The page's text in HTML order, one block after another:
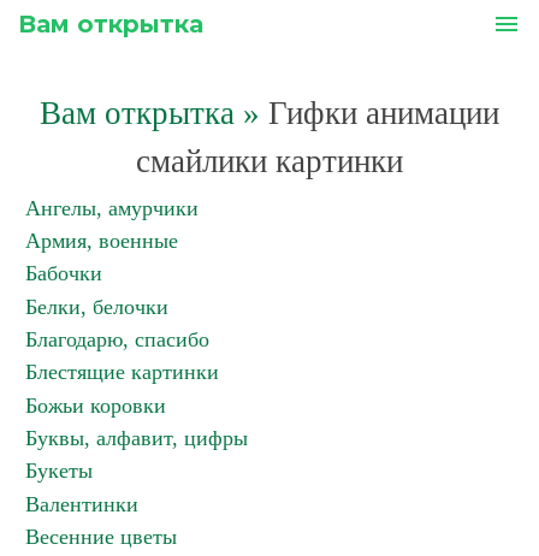
Вам открытка menu
Вам открытка » Гифки анимации
смайлики картинки
Ангелы, амурчики
Армия, военные
Бабочки
Белки, белочки
Благодарю, спасибо
Блестящие картинки
Божьи коровки
Буквы, алфавит, цифры
Букеты
Валентинки
Весенние цветы